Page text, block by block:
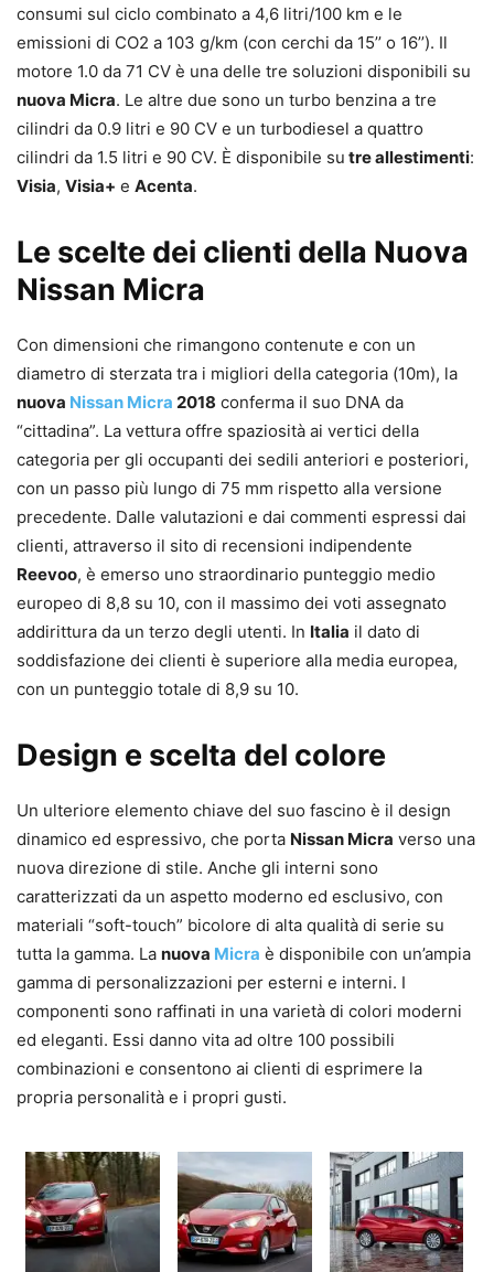
consumi sul ciclo combinato a 4,6 litri/100 km e le
emissioni di CO2 a 103 g/km (con cerchi da 15’’ o 16’’). Il
motore 1.0 da 71 CV è una delle tre soluzioni disponibili su
nuova Micra. Le altre due sono un turbo benzina a tre
cilindri da 0.9 litri e 90 CV e un turbodiesel a quattro
cilindri da 1.5 litri e 90 CV. È disponibile su tre allestimenti:
Visia, Visia+ e Acenta.
Le scelte dei clienti della Nuova
Nissan Micra
Con dimensioni che rimangono contenute e con un
diametro di sterzata tra i migliori della categoria (10m), la
nuova Nissan Micra 2018 conferma il suo DNA da
“cittadina”. La vettura offre spaziosità ai vertici della
categoria per gli occupanti dei sedili anteriori e posteriori,
con un passo più lungo di 75 mm rispetto alla versione
precedente. Dalle valutazioni e dai commenti espressi dai
clienti, attraverso il sito di recensioni indipendente
Reevoo, è emerso uno straordinario punteggio medio
europeo di 8,8 su 10, con il massimo dei voti assegnato
addirittura da un terzo degli utenti. In Italia il dato di
soddisfazione dei clienti è superiore alla media europea,
con un punteggio totale di 8,9 su 10.
Design e scelta del colore
Un ulteriore elemento chiave del suo fascino è il design
dinamico ed espressivo, che porta Nissan Micra verso una
nuova direzione di stile. Anche gli interni sono
caratterizzati da un aspetto moderno ed esclusivo, con
materiali “soft-touch” bicolore di alta qualità di serie su
tutta la gamma. La nuova Micra è disponibile con un’ampia
gamma di personalizzazioni per esterni e interni. I
componenti sono raffinati in una varietà di colori moderni
ed eleganti. Essi danno vita ad oltre 100 possibili
combinazioni e consentono ai clienti di esprimere la
propria personalità e i propri gusti.